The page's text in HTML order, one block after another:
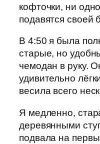
кофточки, ни
подавятся своей
В 4:50 я была
старые, но
чемодан в руку.
удивительно
весила всего
Я медленно,
деревянными
подвала на